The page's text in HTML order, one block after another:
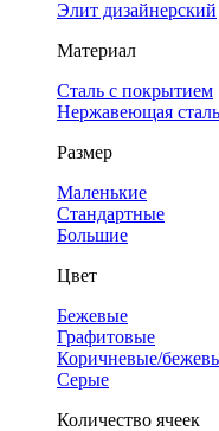
Элит дизайнерский
Материал
Сталь с покрытием
Нержавеющая сталь
Размер
Маленькие
Стандартные
Большие
Цвет
Бежевые
Графитовые
Коричневые/
Серые
Количество ячеек